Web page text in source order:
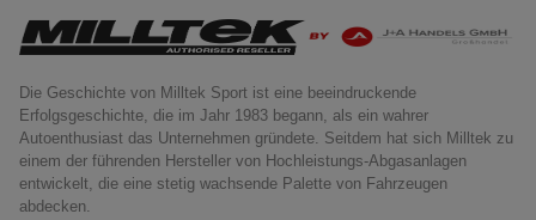
Die Geschichte von Milltek Sport ist eine beeindruckende
Erfolgsgeschichte, die im Jahr 1983 begann, als ein wahrer
Autoenthusiast das Unternehmen gründete. Seitdem hat sich Milltek zu
einem der führenden Hersteller von Hochleistungs-Abgasanlagen
entwickelt, die eine stetig wachsende Palette von Fahrzeugen
abdecken.